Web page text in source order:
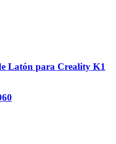
Latón para Creality K1